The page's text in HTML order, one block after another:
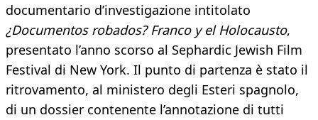
documentario d’investigazione intitolato
¿Documentos robados? Franco y el Holocausto,
presentato l’anno scorso al Sephardic Jewish Film
Festival di New York. Il punto di partenza è stato il
ritrovamento, al ministero degli Esteri spagnolo,
di un dossier contenente l’annotazione di tutti